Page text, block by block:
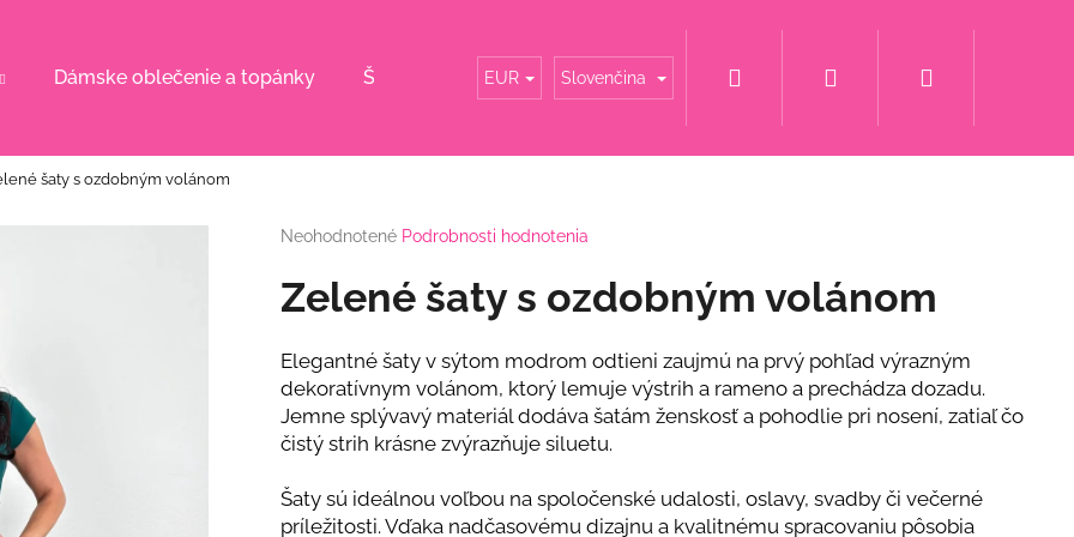
Dámske oblečenie a topánky Šaty pre svadobné mamy Šaty za super cenu Svadobné šaty
EUR Slovenčina Prihlásenie
šaty s ozdobným volánom
Priemerné
produktu
je
5
hviezdičiek.
Neohodnotené Podrobnosti hodnotenia
Zelené šaty s ozdobným volánom
Elegantné šaty v sýtom modrom odtieni zaujmú na prvý pohľad výrazným
dekoratívnym volánom, ktorý lemuje výstrih a rameno a prechádza dozadu.
Jemne splývavý materiál dodáva šatám ženskosť a pohodlie pri nosení, zatiaľ čo
čistý strih krásne zvýrazňuje siluetu.
Šaty sú ideálnou voľbou na spoločenské udalosti, oslavy, svadby či večerné
príležitosti. Vďaka nadčasovému dizajnu a kvalitnému spracovaniu pôsobia
ŽLTÉ KVETINOVÉ ŠATY S
RUŽOVÉ KVETINOVÉ ŠATY S